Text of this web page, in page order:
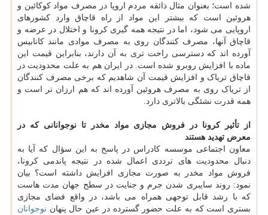
شده است؛ بعنوان مثال ذائقه مردم اروپا در مصرف مواد کوکائین و
هروئین است که بیشتر این مواد از راه قاچاق وارد کشورهای
اروپایی می شود، اما در نتیجه همه گیری کرونا و اختلال در عرضه و
قاچاق آنها، مصرف کنندگان روی به مصرف موادی مانند کانابیس
آورده اند که دسترسی راحت تری به آن دارند، بنابراین قیمت این
ماده با افزایش روبرو شده است. در ایران هم به علت محدودیت در
قاچاق تریاک و افزایش قیمت آن شاهدیم که برخی مصرف کنندگان
از تریاک روی به مصرف هروئین آورده اند که هم ارزان تر است و
همه قدرت نشئگی بالاتری دارد.
از تأثیر کرونا در فروش مجازی مواد مخدر تا نوجوانانی که در
معرض تهدید هستند
معاون اجتماعی موسسه کادراس در پاسخ به این سؤال که آیا به
دنبال محدودیت های ترددی اعمال شده در نتیجه پاندمی کرونا،
فروش مواد مخدر به صورت مجازی افزایش داشته است؟ بیان
نمود: روند سایبری شدن جرم و جنایت در سطح جهان مدت هاست
که با رشد قابل توجهی همراه می باشد، در واقع فضای مجازی
بستری است که به علت حضور گسترده در عین حال پنهان نوجوانان